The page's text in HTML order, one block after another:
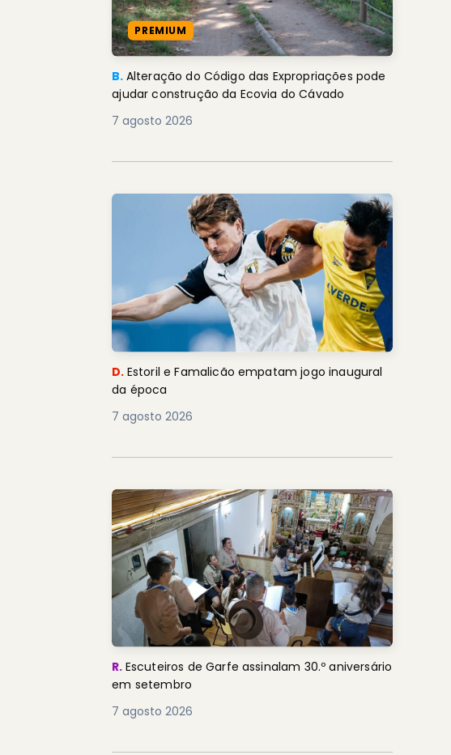
PREMIUM
B. Alteração do Código das Expropriações pode
ajudar construção da Ecovia do Cávado
7 agosto 2026
D. Estoril e Famalicão empatam jogo inaugural
da época
7 agosto 2026
R. Escuteiros de Garfe assinalam 30.º aniversário
em setembro
7 agosto 2026